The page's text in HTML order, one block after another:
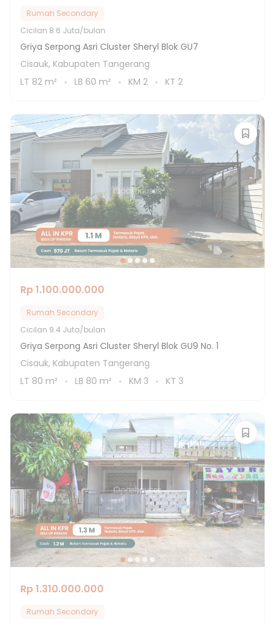
Rumah Secondary
Cicilan 8.6 Juta/bulan
Griya Serpong Asri Cluster Sheryl Blok GU7
Cisauk, Kabupaten Tangerang
LT 82 m² LB 60 m² KM 2 KT 2
Rp 1.100.000.000
Rumah Secondary
Cicilan 9.4 Juta/bulan
Griya Serpong Asri Cluster Sheryl Blok GU9 No. 1
Cisauk, Kabupaten Tangerang
LT 80 m² LB 80 m² KM 3 KT 3
Rp 1.310.000.000
Rumah Secondary